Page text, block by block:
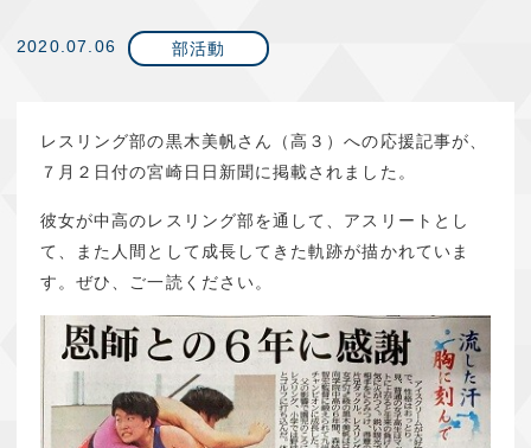
2020.07.06 部活動
レスリング部の黒木美帆さん（高３）への応援記事が、
７月２日付の宮崎日日新聞に掲載されました。
彼女が中高のレスリング部を通して、アスリートとし
て、また人間として成長してきた軌跡が描かれていま
す。ぜひ、ご一読ください。